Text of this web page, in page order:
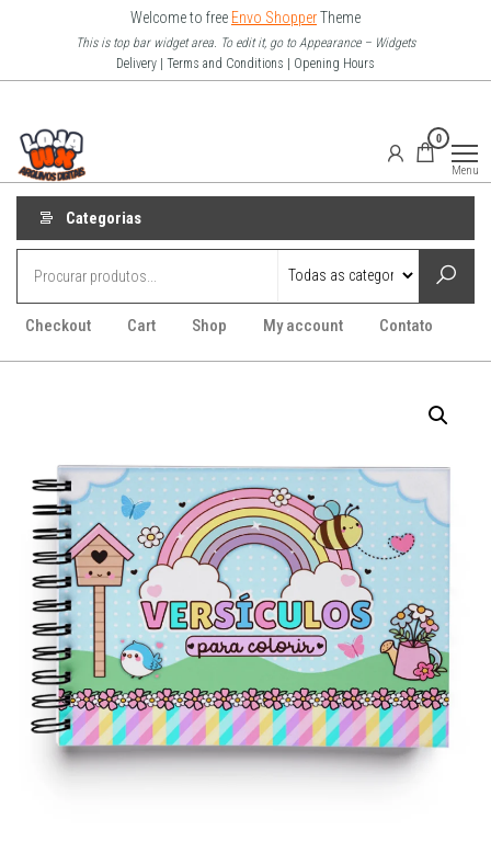
o
Welcome to free Envo ShopperTheme
This is top bar widget area. To edit it, go to Appearance – Widgets
Delivery | Terms and Conditions | Opening Hours
Arquivo
Digitais
0
Menu
Categorias
Checkout Cart Shop My account Contato